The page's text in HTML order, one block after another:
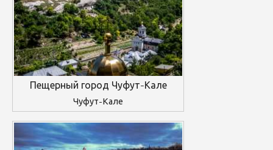
Пещерный город Чуфут-Кале
Чуфут-Кале